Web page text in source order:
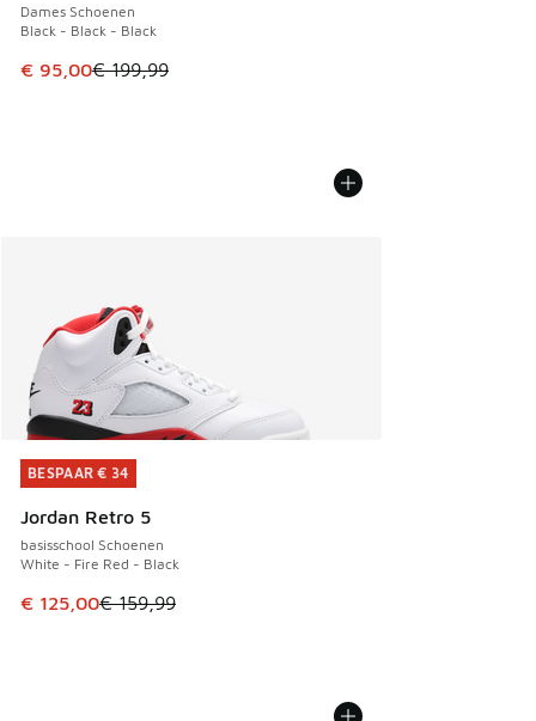
Dames Schoenen
Black - Black - Black
Dit artikel is in de uitverkoop. Dit artikel is in de
€ 95,00€ 199,99
BESPAAR € 34
Jordan Retro 5
basisschool Schoenen
White - Fire Red - Black
Dit artikel is in de uitverkoop. Dit artikel is in de
€ 125,00€ 159,99
BESPAAR € 34